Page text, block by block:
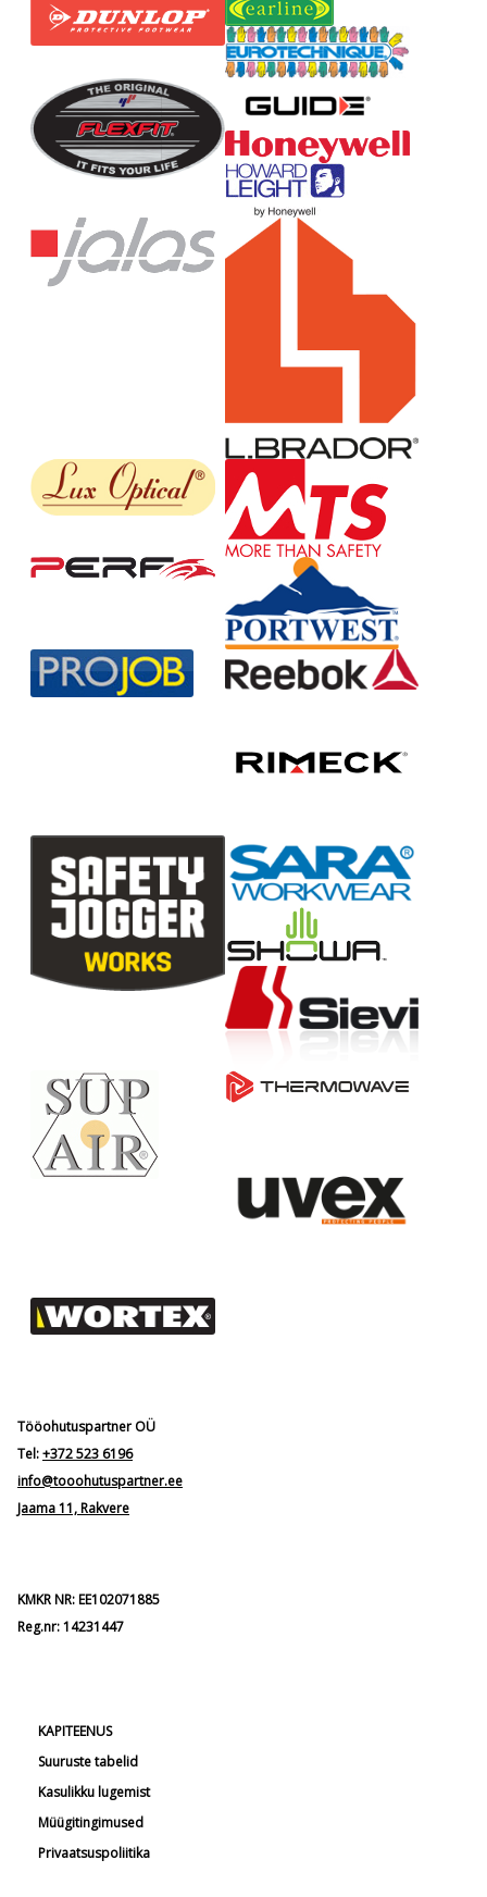
Tööohutuspartner OÜ
Tel:+372 523 6196
info@tooohutuspartner.ee
Jaama 11, Rakvere
KMKR NR: EE102071885
Reg.nr: 14231447
KAPITEENUS
Suuruste tabelid
Kasulikku lugemist
Müügitingimused
Privaatsuspoliitika